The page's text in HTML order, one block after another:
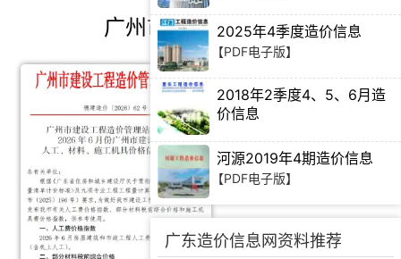
广州市造价信息推荐
2025年4季度造价信息
【PDF电子版】
2018年2季度4、5、6月造
价信息
河源2019年4期造价信息
【PDF电子版】
广东造价信息网资料推荐